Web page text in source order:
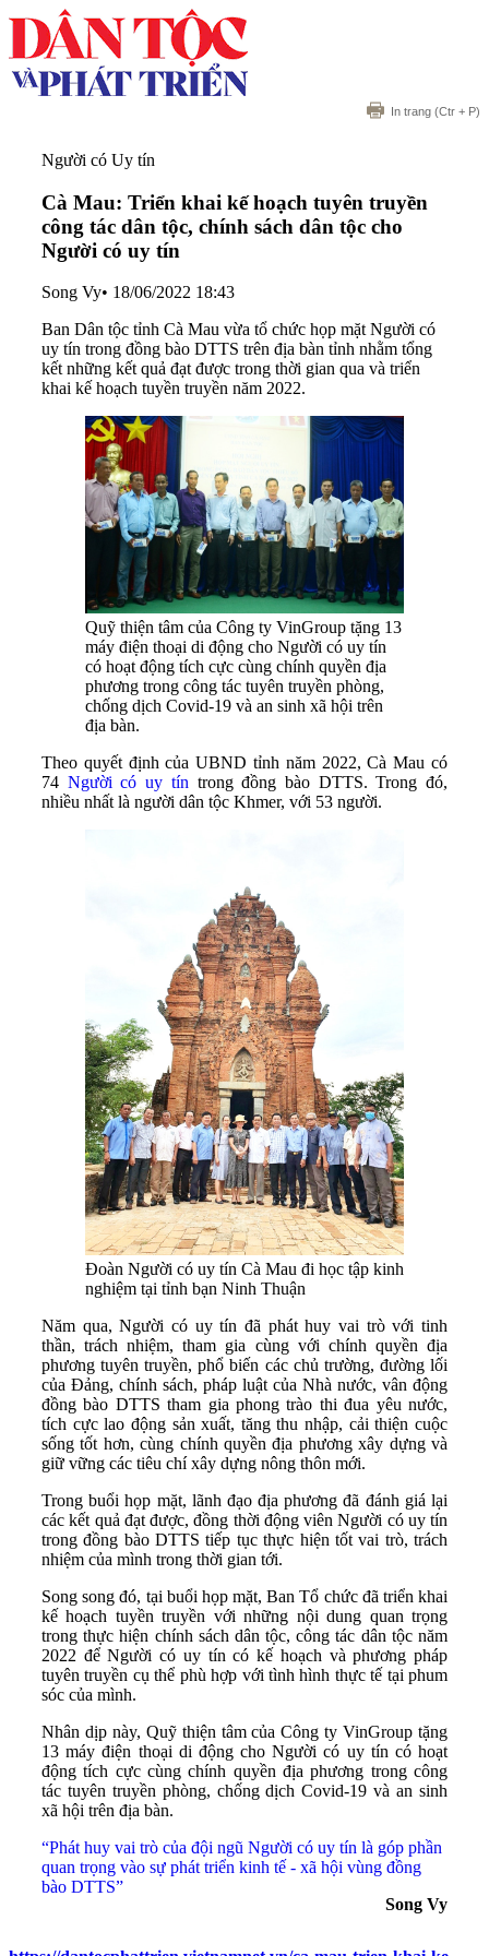
In trang (Ctr + P)
Người có Uy tín
Cà Mau: Triển khai kế hoạch tuyên truyền
công tác dân tộc, chính sách dân tộc cho
Người có uy tín
Song Vy• 18/06/2022 18:43
Ban Dân tộc tỉnh Cà Mau vừa tổ chức họp mặt Người có
uy tín trong đồng bào DTTS trên địa bàn tỉnh nhằm tổng
kết những kết quả đạt được trong thời gian qua và triển
khai kế hoạch tuyền truyền năm 2022.
Quỹ thiện tâm của Công ty VinGroup tặng 13
máy điện thoại di động cho Người có uy tín
có hoạt động tích cực cùng chính quyền địa
phương trong công tác tuyên truyền phòng,
chống dịch Covid-19 và an sinh xã hội trên
địa bàn.
Theo quyết định của UBND tỉnh năm 2022, Cà Mau có
74 Người có uy tín trong đồng bào DTTS. Trong đó,
nhiều nhất là người dân tộc Khmer, với 53 người.
Đoàn Người có uy tín Cà Mau đi học tập kinh
nghiệm tại tỉnh bạn Ninh Thuận
Năm qua, Người có uy tín đã phát huy vai trò với tinh
thần, trách nhiệm, tham gia cùng với chính quyền địa
phương tuyên truyền, phổ biến các chủ trường, đường lối
của Đảng, chính sách, pháp luật của Nhà nước, vân động
đồng bào DTTS tham gia phong trào thi đua yêu nước,
tích cực lao động sản xuất, tăng thu nhập, cải thiện cuộc
sống tốt hơn, cùng chính quyền địa phương xây dựng và
giữ vững các tiêu chí xây dựng nông thôn mới.
Trong buổi họp mặt, lãnh đạo địa phương đã đánh giá lại
các kết quả đạt được, đồng thời động viên Người có uy tín
trong đồng bào DTTS tiếp tục thực hiện tốt vai trò, trách
nhiệm của mình trong thời gian tới.
Song song đó, tại buổi họp mặt, Ban Tổ chức đã triển khai
kế hoạch tuyền truyền với những nội dung quan trọng
trong thực hiện chính sách dân tộc, công tác dân tộc năm
2022 để Người có uy tín có kế hoạch và phương pháp
tuyên truyền cụ thể phù hợp với tình hình thực tế tại phum
sóc của mình.
Nhân dịp này, Quỹ thiện tâm của Công ty VinGroup tặng
13 máy điện thoại di động cho Người có uy tín có hoạt
động tích cực cùng chính quyền địa phương trong công
tác tuyên truyền phòng, chống dịch Covid-19 và an sinh
xã hội trên địa bàn.
“Phát huy vai trò của đội ngũ Người có uy tín là góp phần
quan trọng vào sự phát triển kinh tế - xã hội vùng đồng
bào DTTS”
Song Vy